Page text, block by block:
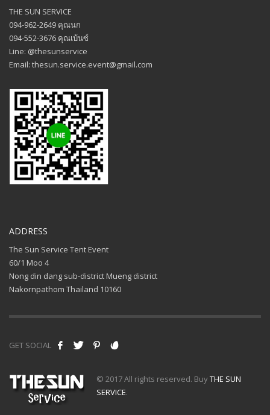
THE SUN SERVICE
094-962-2649 คุณนก
094-552-3676 คุณเบ้นซ์
Line: @thesunservice
Email: thesun.service.event@gmail.com
ADDRESS
The Sun Service Tent Event
60/1 Moo 4
Nong din dang sub-district Mueng district
Nakornpathom Thailand 10160
GET SOCIAL
© 2017 All rights reserved. BuyTHE SUN
SERVICE.